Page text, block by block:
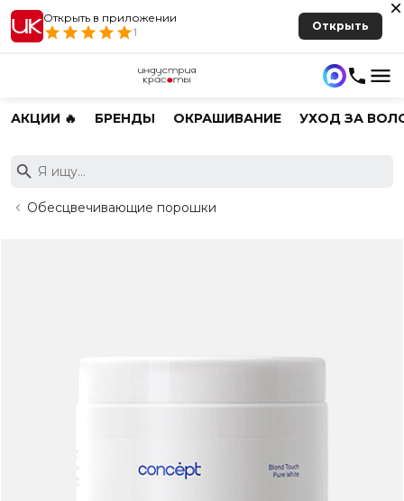
Открыть в приложении
1
Открыть
АКЦИИ 🔥 БРЕНДЫ ОКРАШИВАНИЕ УХОД ЗА
Обесцвечивающие порошки